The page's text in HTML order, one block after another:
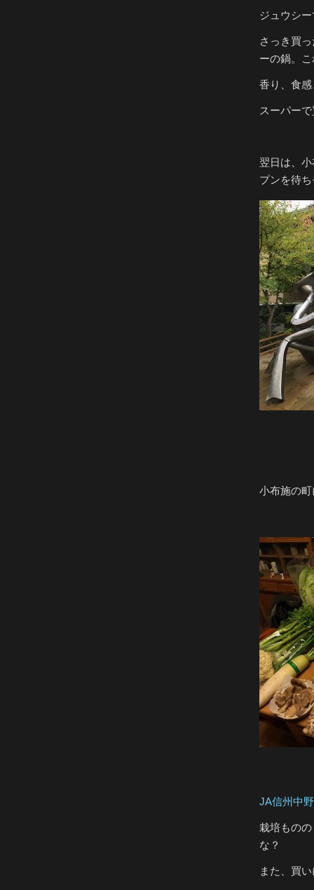
ジュウシ
さっき買
ーの鍋。
香り、食
スーパー
翌日は、
プンを待
小布施の
JA信州中野
栽培もの
な？
また、買